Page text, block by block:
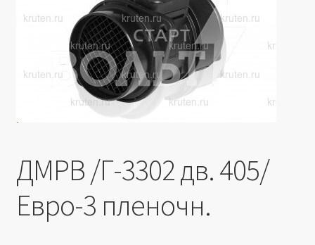
Производители
Юридические данные
ДМРВ /Г-3302 дв. 405/
Евро-3 пленочн.